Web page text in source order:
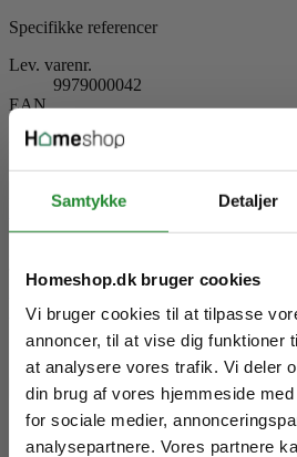
Samtykke Detaljer
Homeshop.dk bruger cookies
Vi bruger cookies til at tilpasse
annoncer, til at vise dig funktioner
at analysere vores trafik. Vi deler
din brug af vores hjemmeside
for sociale medier,
analysepartnere. Vores partnere
Specifikke referencer
Lev. varenr.
9979000042
EAN
Relaterede artikler
Hegn – Holdbart, Stilfuldt &
Udgivet i:Haven,Guide haven
442 visninger
Kunne lide
Læs mere
Skriv produktanmeldelse
Ingen kundeanmeldelser for øjeblikket
Gå ikke
af
Modtag tips,
& insider-info – før